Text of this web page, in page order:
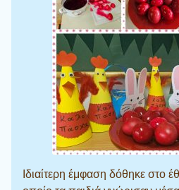
Ιδιαίτερη έμφαση δόθηκε στο